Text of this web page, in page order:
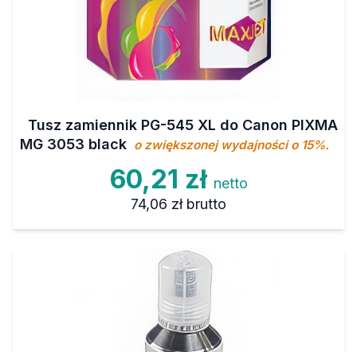
Tusz zamiennik PG-545 XL do Canon PIXMA
MG 3053 black o zwiększonej wydajności o 15%.
60,21 zł netto
74,06 zł brutto